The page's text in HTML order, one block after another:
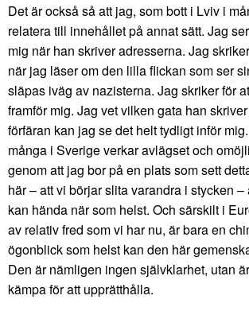
Det är också så att jag, som bott i Lviv i
relatera till innehållet på annat sätt. Jag
mig när han skriver adresserna. Jag
när jag läser om den lilla flickan som ser
släpas iväg av nazisterna. Jag skriker för
framför mig. Jag vet vilken gata han
förfäran kan jag se det helt tydligt inför
många i Sverige verkar avlägset och
genom att jag bor på en plats som sett
här – att vi börjar slita varandra i stycken
kan hända när som helst. Och särskilt i
av relativ fred som vi har nu, är bara en
ögonblick som helst kan den här
Den är nämligen ingen självklarhet, utan
kämpa för att upprätthålla.